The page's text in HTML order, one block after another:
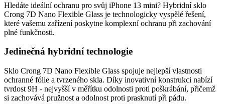
Hledáte ideální ochranu pro svůj iPhone 13 mini? Hybridní sklo
Crong 7D Nano Flexible Glass je technologicky vyspělé řešení,
které vašemu zařízení poskytne komplexní ochranu při zachování
plné funkčnosti.
Jedinečná hybridní technologie
Sklo Crong 7D Nano Flexible Glass spojuje nejlepší vlastnosti
ochranné fólie a tvrzeného skla. Díky inovativní konstrukci nabízí
tvrdost 9H - nejvyšší v měřítku odolnosti proti poškrábání, přičemž
si zachovává pružnost a odolnost proti prasknutí při pádu.